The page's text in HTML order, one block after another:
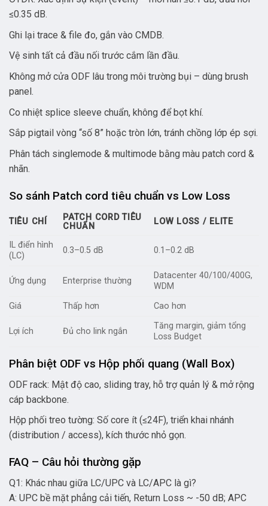
≤0.35 dB.
Ghi lại trace & file đo, gắn vào CMDB.
Vệ sinh tất cả đầu nối trước cắm lần đầu.
Không mở cửa ODF lâu trong môi trường bụi – dùng brush
panel.
Co nhiệt splice sleeve chuẩn, không để bọt khí.
Sắp pigtail vòng “số 8” hoặc tròn lớn, tránh chồng lớp ép sợi.
Phân tách singlemode & multimode bằng màu patch cord &
nhãn.
So sánh Patch cord tiêu chuẩn vs Low Loss
TIÊU CHÍ
PATCH CORD TIÊU
CHUẨN
LOW LOSS / ELITE
IL điển hình
(LC)
0.3–0.5 dB 0.1–0.2 dB
Ứng dụng Enterprise thường
Datacenter 40/100/400G,
WDM
Giá
Thấp hơn Cao hơn
Lợi ích Đủ cho link ngắn
Tăng margin, giảm tổng
Loss Budget
Phân biệt ODF vs Hộp phối quang (Wall Box)
ODF rack: Mật độ cao, sliding tray, hỗ trợ quản lý & mở rộng
cáp backbone.
Hộp phối treo tường: Số core ít (≤24F), triển khai nhánh
(distribution / access), kích thước nhỏ gọn.
FAQ – Câu hỏi thường gặp
Q1: Khác nhau giữa LC/UPC và LC/APC là gì?
A: UPC bề mặt phẳng cải tiến, Return Loss ~ -50 dB; APC